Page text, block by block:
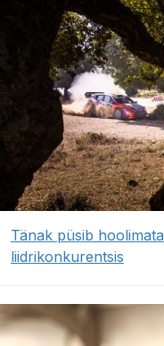
Tänak püsib
liidrikonkurentsis